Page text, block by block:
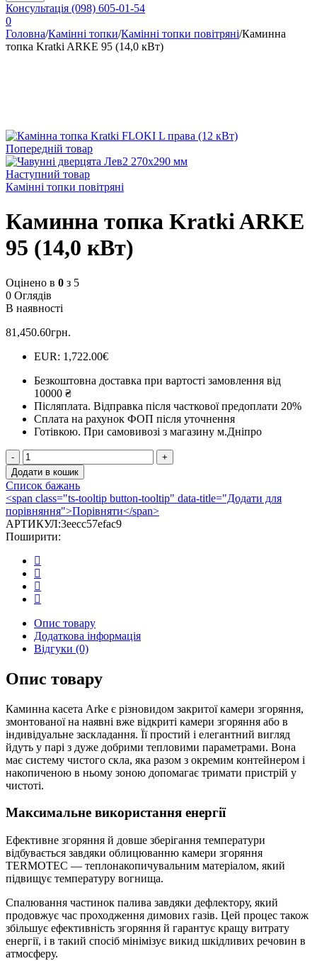
Консультація (098) 605-01-54
0
Головна/Камінні топки/Камінні топки повітряні/Каминна
топка Kratki ARKE 95 (14,0 кВт)
Попередній товар
Наступний товар
Камінні топки повітряні
Каминна топка Kratki ARKE
95 (14,0 кВт)
Оцінено в 0 з 5
0 Оглядів
В наявності
81,450.60грн.
EUR: 1,722.00€
Безкоштовна доставка при вартості замовлення від
10000 ₴
Післяплата. Відправка після часткової предоплати 20%
Сплата на рахунок ФОП після уточнення
Готівкою. При самовивозі з магазину м.Дніпро
Каминна
топка
Kratki
ARKE
95
(14,0
кВт)
кількість
Додати в кошик
Список бажань
<span class="ts-tooltip button-tooltip" data-title="Додати для
порівняння">Порівняти</span>
АРТИКУЛ:3eecc57efac9
Поширити:
Опис товару
Додаткова інформація
Відгуки (0)
Опис товару
Каминна касета Arke є різновидом закритої камери згоряння,
змонтованої на наявні вже відкриті камери згоряння або в
індивідуальне заскладання. Її простий і елегантний вигляд
йдуть у парі з дуже добрими тепловими параметрами. Вона
має систему чистого скла, яка разом з окремим контейнером і
накопиченою в ньому зоною допомагає тримати пристрій у
чистоті.
Максимальне використання енергії
Ефективне згоряння й довше зберігання температури
відбувається завдяки облицюванню камери згоряння
TERMOTEC — теплонакопичувальним матеріалом, який
підвищує температуру вогнища.
Спалювання частинок палива завдяки дефлектору, який
продовжує час проходження димових газів. Цей процес також
збільшує ефективність згоряння й гарантує кращу витрату
енергії, і в такий спосіб мінімізує викид шкідливих речовин в
атмосферу.